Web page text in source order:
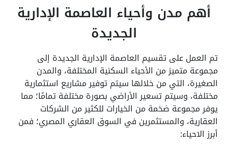
أهم مدن وأحياء العاصمة الإدارية
الجديدة
تم العمل على تقسيم العاصمة الإدارية الجديدة إلى
مجموعة متميز من الأحياء السكنية المختلفة، والمدن
الصغيرة، التي من خلالها سيتم توفير مشاريع استثمارية
مختلفة، وسيتم تسعير الأراضي بصورة مختلفة تمامًا؛ مما
يوفر مجموعة ضخمة من الخيارات للكثير من الشركات
العقارية، والمستثمرين في السوق العقاري المصري؛ فمن
أبرز الاحياء: